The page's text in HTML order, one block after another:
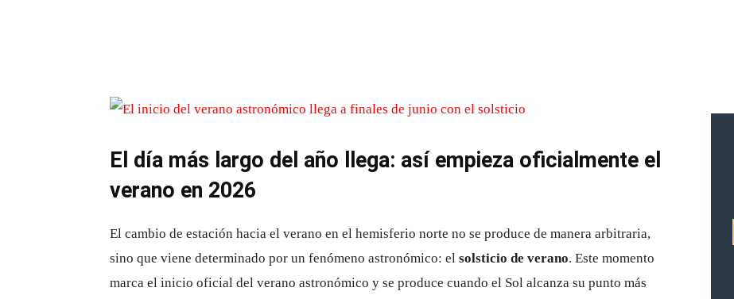
El día más largo del año llega: así empieza oficialmente el
verano en 2026
El cambio de estación hacia el verano en el hemisferio norte no se produce de manera arbitraria,
sino que viene determinado por un fenómeno astronómico: el solsticio de verano. Este momento
marca el inicio oficial del verano astronómico y se produce cuando el Sol alcanza su punto más